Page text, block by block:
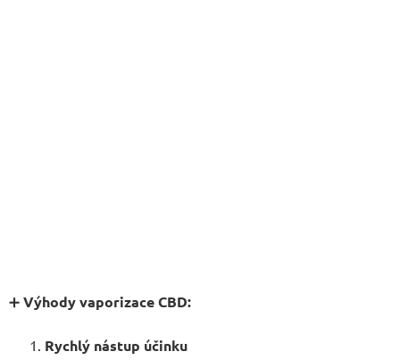
➕ Výhody vaporizace CBD:
Rychlý nástup účinku